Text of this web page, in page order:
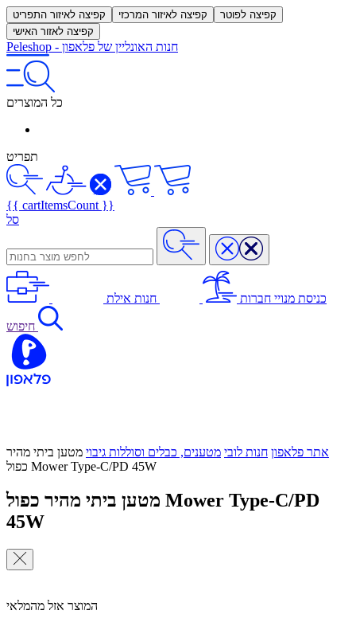
קפיצה לאיזור התפריט קפיצה לאיזור המרכזי
קפיצה לפוטר
קפיצה לאזור האישי
Peleshop - חנות האונליין של פלאפון
כל המוצרים
תפריט
{{ cartItemsCount }}
סל
כניסת מנויי חברות חנות אילת
חיפוש
אתר פלאפון חנות לובי מטענים, כבלים וסוללות גיבוי מטען ביתי מהיר
כפול Mower Type-C/PD 45W
מטען ביתי מהיר כפול Mower Type-C/PD
45W
המוצר אזל מהמלאי